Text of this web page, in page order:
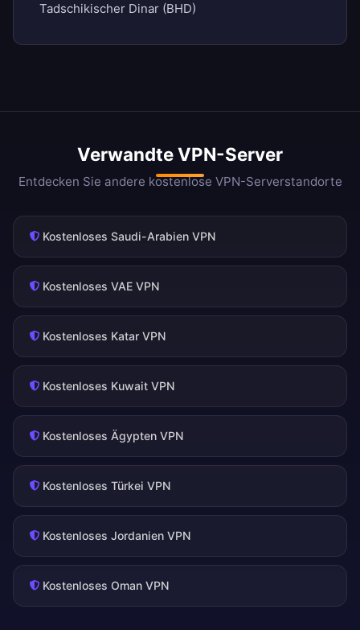
Tadschikischer Dinar (BHD)
Verwandte VPN-Server
Entdecken Sie andere kostenlose VPN-Serverstandorte
Kostenloses Saudi-Arabien VPN
Kostenloses VAE VPN
Kostenloses Katar VPN
Kostenloses Kuwait VPN
Kostenloses Ägypten VPN
Kostenloses Türkei VPN
Kostenloses Jordanien VPN
Kostenloses Oman VPN